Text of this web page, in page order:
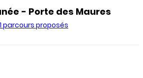
- Porte des Maures
parcours proposés